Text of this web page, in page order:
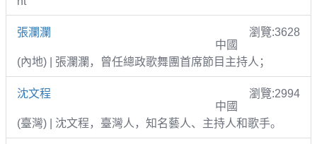
張瀾瀾
瀏覽:3628
中國
(內地) | 張瀾瀾，曾任總政歌舞團首席節目主持人；
沈文程
瀏覽:2994
中國
(臺灣) | 沈文程，臺灣人，知名藝人、主持人和歌手。